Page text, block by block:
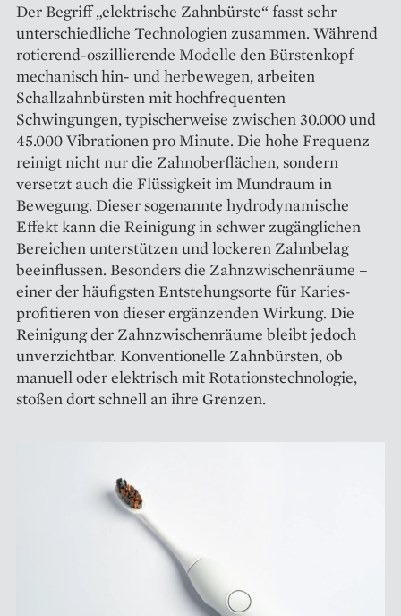
Der Begriff „elektrische Zahnbürste“ fasst sehr
unterschiedliche Technologien zusammen. Während
rotierend-oszillierende Modelle den Bürstenkopf
mechanisch hin- und herbewegen, arbeiten
Schallzahnbürsten mit hochfrequenten
Schwingungen, typischerweise zwischen 30.000 und
45.000 Vibrationen pro Minute. Die hohe Frequenz
reinigt nicht nur die Zahnoberflächen, sondern
versetzt auch die Flüssigkeit im Mundraum in
Bewegung. Dieser sogenannte hydrodynamische
Effekt kann die Reinigung in schwer zugänglichen
Bereichen unterstützen und lockeren Zahnbelag
beeinflussen. Besonders die Zahnzwischenräume –
einer der häufigsten Entstehungsorte für Karies-
profitieren von dieser ergänzenden Wirkung. Die
Reinigung der Zahnzwischenräume bleibt jedoch
unverzichtbar. Konventionelle Zahnbürsten, ob
manuell oder elektrisch mit Rotationstechnologie,
stoßen dort schnell an ihre Grenzen.